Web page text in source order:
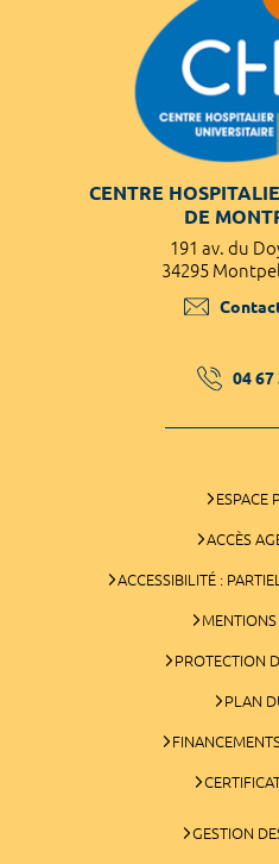
CENTRE
DE
191 av. du
34295
04 67
ESPACE
ACCÈS
ACCESSIBILITÉ :
MENTIONS
PROTECTION
PLAN
GESTION